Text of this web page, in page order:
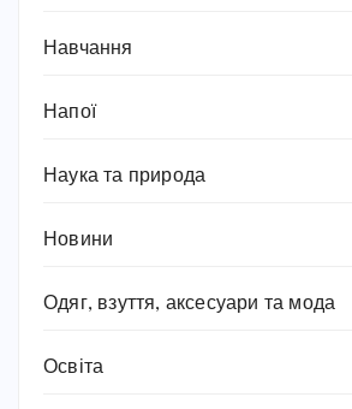
Навчання
Напої
Наука та природа
Новини
Одяг, взуття, аксесуари та мода
Освіта